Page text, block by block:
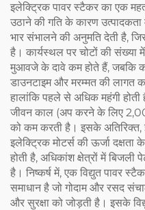
इलेक्ट्रिक पावर स्टैकर का एक
उठाने की गति के कारण उत्पादकता
भार संभालने की अनुमति देती है,
है। कार्यस्थल पर चोटों की संख्या
मुआवजे के दावे कम होते हैं,
डाउनटाइम और मरम्मत की लागत
हालांकि पहले से अधिक महंगी
जीवन काल (अप करने के लिए
को कम करती है। इसके अतिरिक्त,
इलेक्ट्रिक मोटर्स की ऊर्जा
होती है, अधिकांश क्षेत्रों में बिजली
है। निष्कर्ष में, एक विद्युत पावर
समाधान है जो गोदाम और रसद
और सुरक्षा को जोड़ती है। इसके